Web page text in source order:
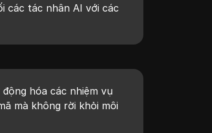
các tác nhân AI với các
hóa các nhiệm vụ
mà không rời khỏi môi